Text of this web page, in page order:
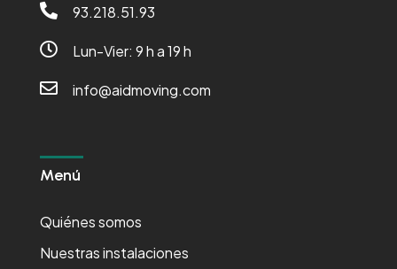

93.218.51.93

Lun-Vier: 9 h a 19 h

info@aidmoving.com
Menú
Quiénes somos
Nuestras instalaciones